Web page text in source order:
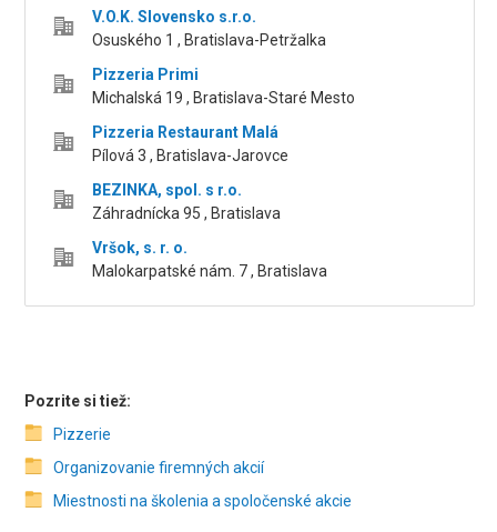
V.O.K. Slovensko s.r.o.
Osuského 1 , Bratislava-Petržalka
Pizzeria Primi
Michalská 19 , Bratislava-Staré Mesto
Pizzeria Restaurant Malá
Pílová 3 , Bratislava-Jarovce
BEZINKA, spol. s r.o.
Záhradnícka 95 , Bratislava
Vršok, s. r. o.
Malokarpatské nám. 7 , Bratislava
Pozrite si tiež:
Pizzerie
Organizovanie firemných akcií
Miestnosti na školenia a spoločenské akcie